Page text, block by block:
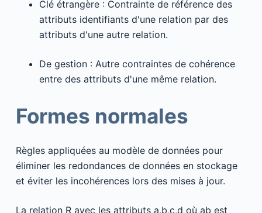
Clé étrangère : Contrainte de référence des
attributs identifiants d'une relation par des
attributs d'une autre relation.
De gestion : Autre contraintes de cohérence
entre des attributs d'une même relation.
Formes normales
Règles appliquées au modèle de données pour
éliminer les redondances de données en stockage
et éviter les incohérences lors des mises à jour.
La relation R avec les attributs a,b,c,d où ab est